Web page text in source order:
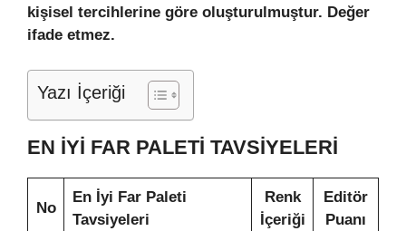
kişisel tercihlerine göre oluşturulmuştur. Değer
ifade etmez.
Yazı İçeriği
EN İYI FAR PALETI TAVSIYELERI
No
En İyi Far Paleti
Tavsiyeleri
Renk
İçeriği
Editör
Puanı